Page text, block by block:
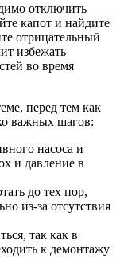
отключить
капот и найдите
отрицательный
избежать
во время
перед тем как
важных шагов:
насоса и
и давление в
до тех пор,
из-за отсутствия
так как в
к демонтажу